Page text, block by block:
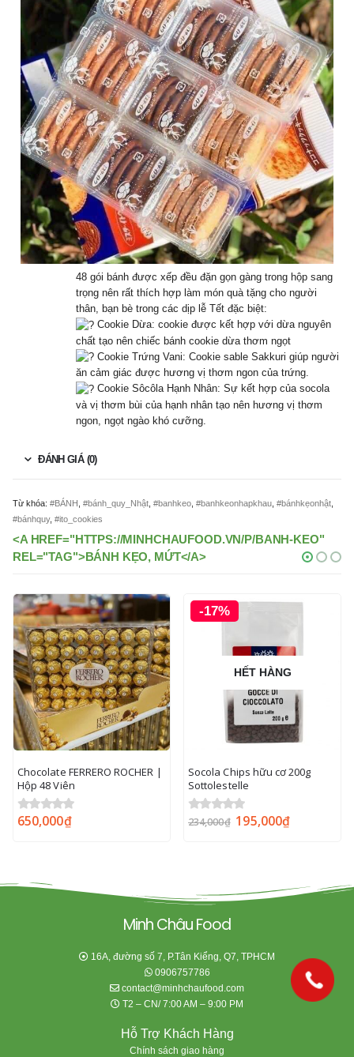
48 gói bánh được xếp đều đặn gọn gàng trong hộp sang
trọng nên rất thích hợp làm món quà tặng cho người
thân, bạn bè trong các dịp lễ Tết đặc biệt:
Cookie Dừa: cookie được kết hợp với dừa nguyên
chất tạo nên chiếc bánh cookie dừa thơm ngọt
Cookie Trứng Vani: Cookie sable Sakkuri giúp người
ăn cảm giác được hương vị thơm ngon của trứng.
Cookie Sôcôla Hạnh Nhân: Sự kết hợp của socola
và vị thơm bùi của hạnh nhân tạo nên hương vị thơm
ngon, ngọt ngào khó cưỡng.
ĐÁNH GIÁ (0)
Từ khóa: #BÁNH , #bánh_quy_Nhật, #banhkeo, #banhkeonhapkhau, #bánhkẹonhật,
#bánhquy, #ito_cookies
<A HREF="HTTPS://MINHCHAUFOOD.VN/P/BANH-KEO"
REL="TAG">BÁNH KẸO, MỨT</A>
-17%
HẾT HÀNG
Socola Chips hữu cơ 200g
Sottolestelle
0out of 5
234,000₫ 195,000
-9%
BÁNH PHÔ MAI ÔNG GIÀ HÀN
QUỐC
0out of 5
35,000₫ 32,000₫
Minh Châu Food
16A, đường số 7, P.Tân Kiểng, Q7, TPHCM
0906757786
contact@minhchaufood.com
T2 – CN/ 7:00 AM – 9:00 PM
Hỗ Trợ Khách Hàng
Chính sách giao hàng